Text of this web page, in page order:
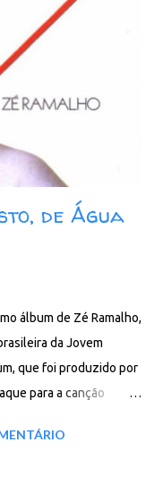
de Água
álbum de Zé Ramalho,
da Jovem
que foi produzido por
para a canção
de Amigos 02. Desejo